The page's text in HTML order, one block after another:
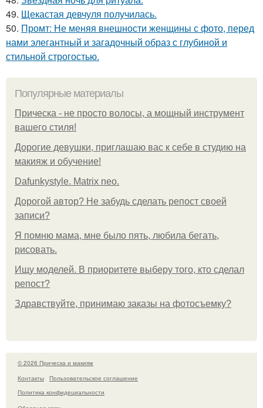
49. Щекастая девчуля получилась.
50. Промт: Не меняя внешности женщины с фото, перед
нами элегантный и загадочный образ с глубиной и
стильной строгостью.
Популярные материалы
Прическа - не просто волосы, а мощный инструмент
вашего стиля!
Дорогие девушки, приглашаю вас к себе в студию на
макияж и обучение!
Dafunkystyle. Matrix neo.
Дорогой автор? Не забудь сделать репост своей
записи?
Я помню мама, мне было пять, любила бегать,
рисовать.
Ищу моделей. В приоритете выберу того, кто сделал
репост?
Здравствуйте, принимаю заказы на фотосъемку?
© 2026 Прическа и макияж
Контакты
Пользовательское соглашение
Политика конфидециальности